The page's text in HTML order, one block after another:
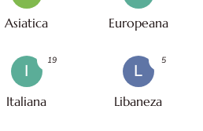
Asiatica Europeana
I
Italiana
19
L
Libaneza
5